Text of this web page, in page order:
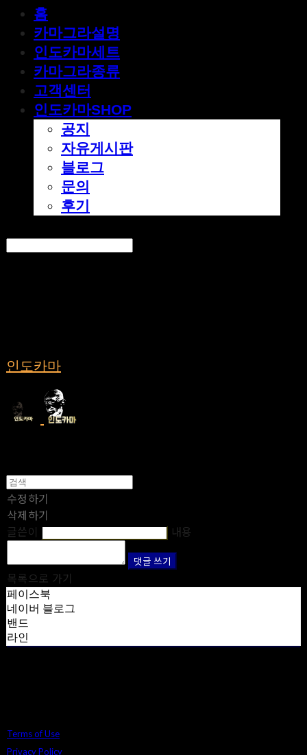
홈
카마그라설명
인도카마세트
카마그라종류
고객센터
인도카마SHOP
공지
자유게시판
블로그
문의
후기
인도카마
수정하기
삭제하기
글쓴이
내용
댓글 쓰기
목록으로 가기
페이스북
네이버 블로그
밴드
라인
Terms of Use
Privacy Policy